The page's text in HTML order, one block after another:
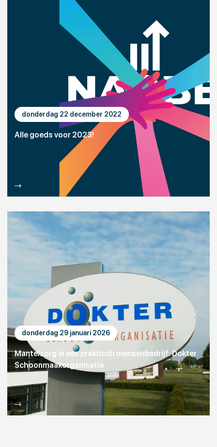
donderdag 22 december 2022
Alle goeds voor 2023!
donderdag 29 januari 2026
Mantelzorg in een praktisch mensenbedrijf: Dokter
Schoonmaakorganisatie